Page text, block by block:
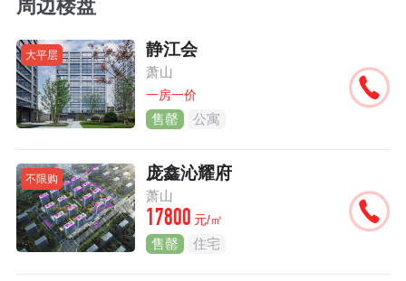
周边楼盘
大平层 静江会
萧山
一房一价
售罄 公寓
不限购 庞鑫沁耀府
萧山
17800 元/㎡
售罄 住宅